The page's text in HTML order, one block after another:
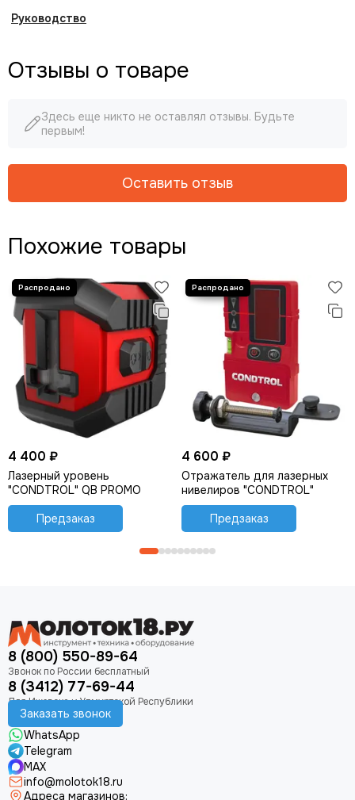
Руководство
Отзывы о товаре
Здесь еще никто не оставлял отзывы. Будьте
первым!
Оставить отзыв
Похожие товары
4 400 ₽
Лазерный уровень
"CONDTROL" QB PROMO
Предзаказ
4 600 ₽
Отражатель для лазерных
нивелиров "CONDTROL"
Предзаказ
8 (800) 550-89-64
8 (3412) 77-69-44
Заказать звонок
WhatsApp
Telegram
MAX
info@molotok18.ru
Адреса магазинов: